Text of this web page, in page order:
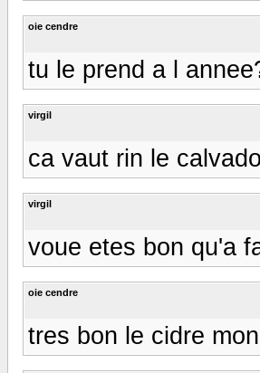
oie cendre
tu le prend a l
virgil
ca vaut rin le
virgil
voue etes bon qu'a
oie cendre
tres bon le cidre